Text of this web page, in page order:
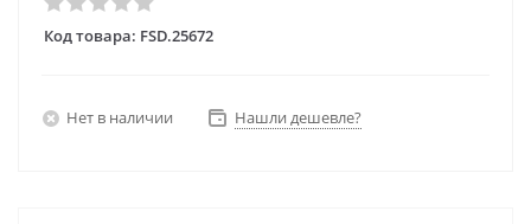
Код товара: FSD.25672
Нет в наличии Нашли дешевле?